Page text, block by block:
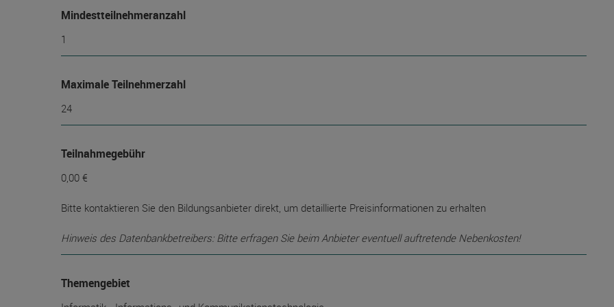
Mindest­teilnehmer­anzahl
1
Maximale Teilnehmerzahl
24
Teilnahmegebühr
0,00 €
Bitte kontaktieren Sie den Bildungsanbieter direkt, um detaillierte Preisinformationen zu erhalten
Hinweis des Datenbankbetreibers: Bitte erfragen Sie beim Anbieter eventuell auftretende Nebenkosten!
Themengebiet